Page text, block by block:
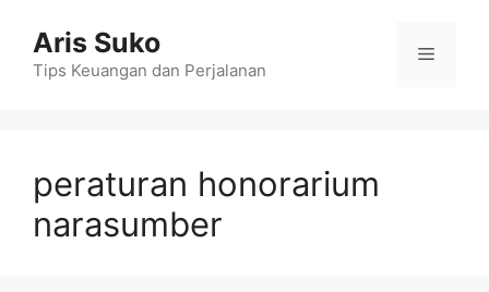
content
Aris Suko
Tips Keuangan dan Perjalanan
Menu
peraturan honorarium
narasumber